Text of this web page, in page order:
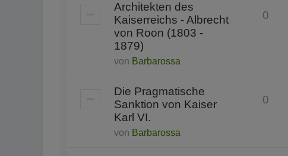
Architekten des
Kaiserreichs - Albrecht
von Roon (1803 -
1879)
von Barbarossa
0
Die Pragmatische
Sanktion von Kaiser
Karl VI.
von Barbarossa
0